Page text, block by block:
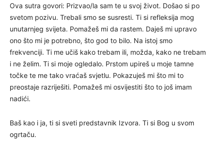
Ova sutra govori: Prizvao/la sam te u svoj život. Došao si po
svetom pozivu. Trebali smo se susresti. Ti si refleksija mog
unutarnjeg svijeta. Pomažeš mi da rastem. Daješ mi upravo
ono što mi je potrebno, što god to bilo. Na istoj smo
frekvenciji. Ti me učiš kako trebam ili, možda, kako ne trebam
i ne želim. Ti si moje ogledalo. Prstom upireš u moje tamne
točke te me tako vraćaš svjetlu. Pokazuješ mi što mi to
preostaje razriješiti. Pomažeš mi osvijestiti što to još imam
nadići.
Baš kao i ja, ti si sveti predstavnik Izvora. Ti si Bog u svom
ogrtaču.